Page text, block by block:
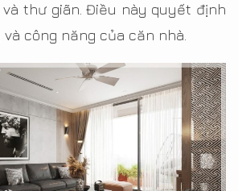
thư giãn. Điều này quyết định
công năng của căn nhà.